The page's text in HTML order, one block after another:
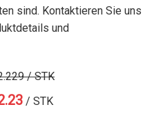
sind. Kontaktieren Sie uns
und
/ STK
/ STK